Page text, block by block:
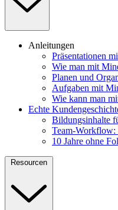
Anleitungen
Präsentationen
Wie man mit
Planen und
Aufgaben mit
Wie kann man
Echte
Bildungsinhalte
Team-Workflow:
10 Jahre ohne
Resourcen